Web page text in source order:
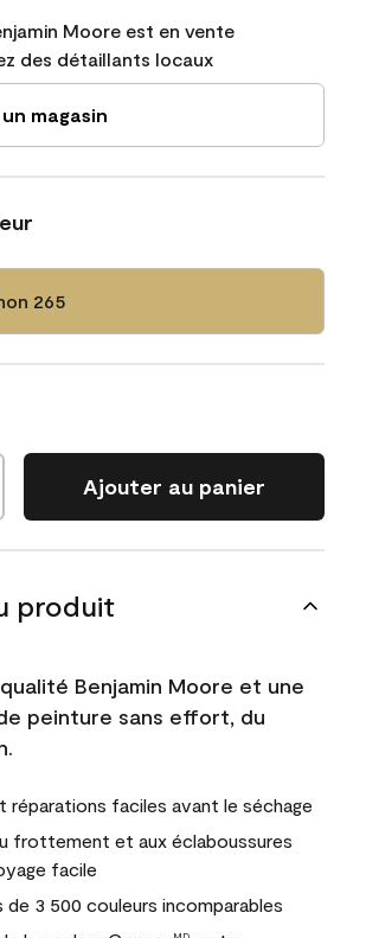
Moore est en vente
des détaillants locaux
magasin
265
Ajouter au panier
produit
Benjamin Moore et une
peinture sans effort, du
réparations faciles avant le séchage
frottement et aux éclaboussures
facile
de 3 500 couleurs incomparables